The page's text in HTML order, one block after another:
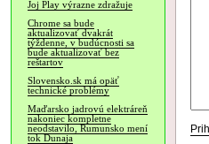
Joj Play výrazne zdražuje
Chrome sa bude
aktualizovať dvakrát
týždenne, v budúcnosti sa
bude aktualizovať bez
reštartov
Slovensko.sk má opäť
technické problémy
Maďarsko jadrovú elektráreň
nakoniec kompletne
neodstavilo, Rumunsko mení
tok Dunaja